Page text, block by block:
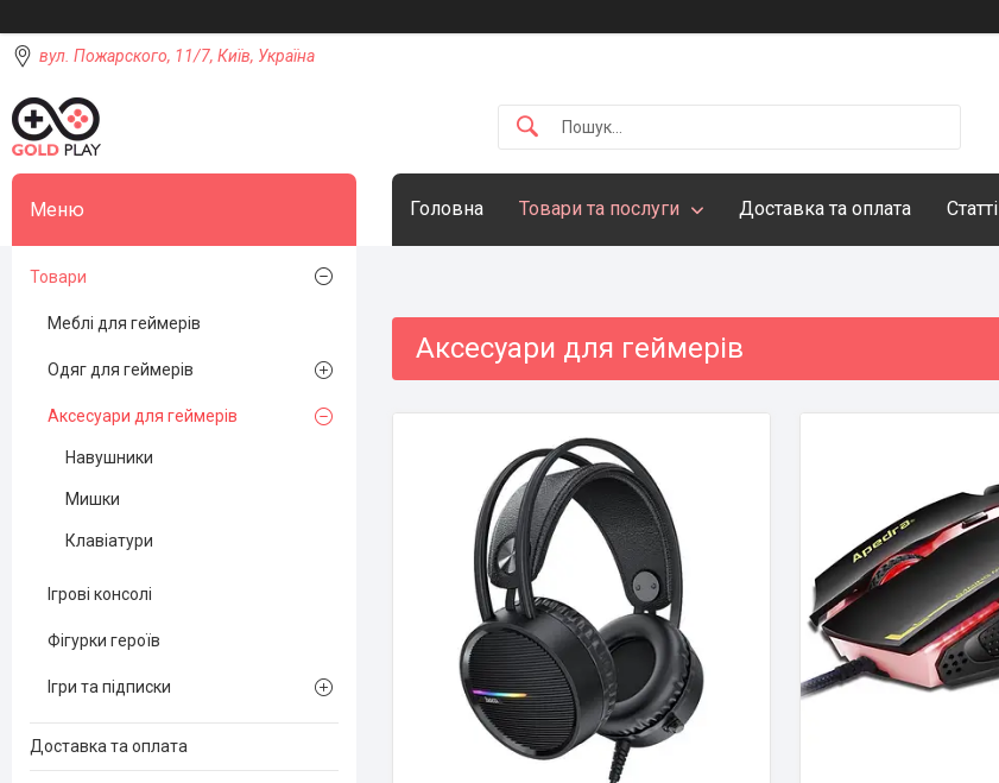
вул. Пожарского, 11/7, Київ, Україна
Головна Товари та послуги Доставка та оплата Статті
Аксесуари для геймерів
Товари
Меблі для геймерів
Одяг для геймерів
Аксесуари для геймерів
Навушники
Мишки
Клавіатури
Ігрові консолі
Фігурки героїв
Ігри та підписки
Доставка та оплата